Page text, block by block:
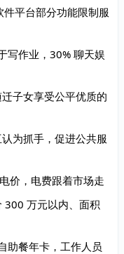
平台部分功能限制服
写作业，30% 聊天娱
子女享受公平优质的
为抓手，促进公共服
价，电费跟着市场走
300 万元以内、面积
助餐年卡，工作人员